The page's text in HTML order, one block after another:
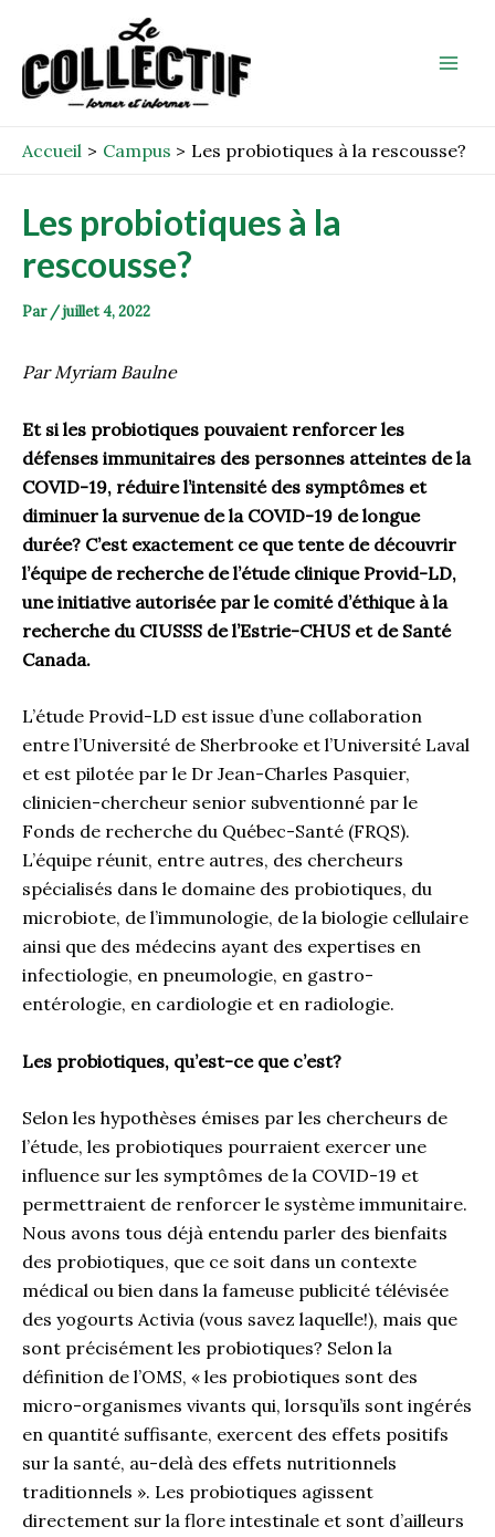
contenu
Accueil Campus Les probiotiques à la rescousse?
Les probiotiques à la
rescousse?
Par /juillet 4, 2022
Par Myriam Baulne
Et si les probiotiques pouvaient renforcer les
défenses immunitaires des personnes atteintes de la
COVID-19, réduire l’intensité des symptômes et
diminuer la survenue de la COVID-19 de longue
durée? C’est exactement ce que tente de découvrir
l’équipe de recherche de l’étude clinique Provid-LD,
une initiative autorisée par le comité d’éthique à la
recherche du CIUSSS de l’Estrie-CHUS et de Santé
Canada.
L’étude Provid-LD est issue d’une collaboration
entre l’Université de Sherbrooke et l’Université Laval
et est pilotée par le Dr Jean-Charles Pasquier,
clinicien-chercheur senior subventionné par le
Fonds de recherche du Québec-Santé (FRQS).
L’équipe réunit, entre autres, des chercheurs
spécialisés dans le domaine des probiotiques, du
microbiote, de l’immunologie, de la biologie cellulaire
ainsi que des médecins ayant des expertises en
infectiologie, en pneumologie, en gastro-
entérologie, en cardiologie et en radiologie.
Les probiotiques, qu’est-ce que c’est?
Selon les hypothèses émises par les chercheurs de
l’étude, les probiotiques pourraient exercer une
influence sur les symptômes de la COVID-19 et
permettraient de renforcer le système immunitaire.
Nous avons tous déjà entendu parler des bienfaits
des probiotiques, que ce soit dans un contexte
médical ou bien dans la fameuse publicité télévisée
des yogourts Activia (vous savez laquelle!), mais que
sont précisément les probiotiques? Selon la
définition de l’OMS, « les probiotiques sont des
micro-organismes vivants qui, lorsqu’ils sont ingérés
en quantité suffisante, exercent des effets positifs
sur la santé, au-delà des effets nutritionnels
traditionnels ». Les probiotiques agissent
directement sur la flore intestinale et sont d’ailleurs
navigation